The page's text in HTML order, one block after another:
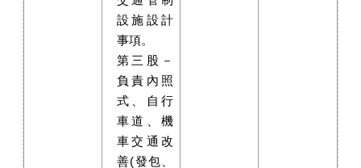
設施設計
事項。
第三股－
負責內照
式、自行
車道、機
車交通改
善(發包、